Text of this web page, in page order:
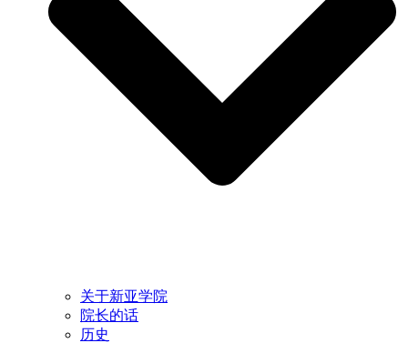
关于新亚学院
院长的话
历史